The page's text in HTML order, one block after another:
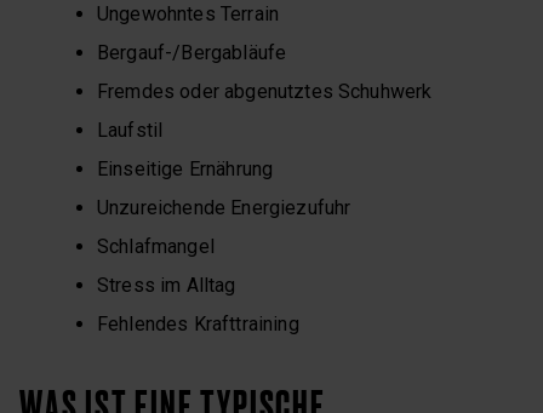
Ungewohntes Terrain
Bergauf-/Bergabläufe
Fremdes oder abgenutztes Schuhwerk
Laufstil
Einseitige Ernährung
Unzureichende Energiezufuhr
Schlafmangel
Stress im Alltag
Fehlendes Krafttraining